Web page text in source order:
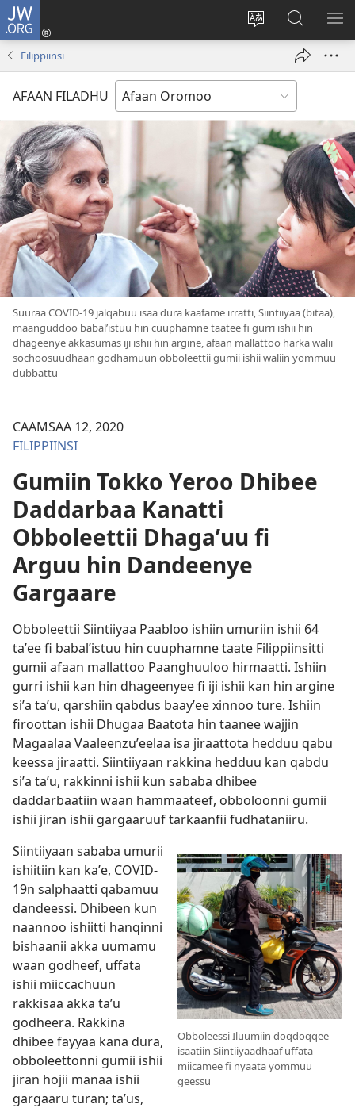
JW.ORG
Afaan
weebsaayitii
Gali
(opens
JW.ORG
Irraa
Barbaadi
Filippiinsi
AFAAN FILADHU
Suuraa COVID-19 jalqabuu isaa dura kaafame irratti, Siintiiyaa (bitaa),
maanguddoo babalʼistuu hin cuuphamne taatee fi gurri ishii hin
dhageenye akkasumas iji ishii hin argine, afaan mallattoo harka walii
sochoosuudhaan godhamuun obboleettii gumii ishii waliin yommuu
dubbattu
CAAMSAA 12, 2020
FILIPPIINSI
Gumiin Tokko Yeroo Dhibee
Daddarbaa Kanatti
Obboleettii Dhagaʼuu fi
Arguu hin Dandeenye
Gargaare
Obboleettii Siintiiyaa Paabloo ishiin umuriin ishii 64
taʼee fi babalʼistuu hin cuuphamne taate Filippiinsitti
gumii afaan mallattoo Paanghuuloo hirmaatti. Ishiin
gurri ishii kan hin dhageenyee fi iji ishii kan hin argine
siʼa taʼu, qarshiin qabdus baayʼee xinnoo ture. Ishiin
firoottan ishii Dhugaa Baatota hin taanee wajjin
Magaalaa Vaaleenzuʼeelaa isa jiraattota hedduu qabu
keessa jiraatti. Siintiiyaan rakkina hedduu kan qabdu
siʼa taʼu, rakkinni ishii kun sababa dhibee
daddarbaatiin waan hammaateef, obboloonni gumii
ishii jiran ishii gargaaruuf tarkaanfii fudhataniiru.
Obboleessi Iluumiin doqdoqqee
isaatiin Siintiiyaadhaaf uffata
miicamee fi nyaata yommuu
geessu
Siintiiyaan sababa umurii
ishiitiin kan kaʼe, COVID-
19n salphaatti qabamuu
dandeessi. Dhibeen kun
naannoo ishiitti hanqinni
bishaanii akka uumamu
waan godheef, uffata
ishii miiccachuun
rakkisaa akka taʼu
godheera. Rakkina
dhibee fayyaa kana dura,
obboleettonni gumii ishii
jiran hojii manaa ishii
gargaaru turan; taʼus,